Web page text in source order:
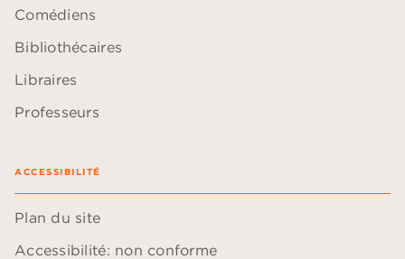
Comédiens
Bibliothécaires
Libraires
Professeurs
ACCESSIBILITÉ
Plan du site
Accessibilité: non conforme